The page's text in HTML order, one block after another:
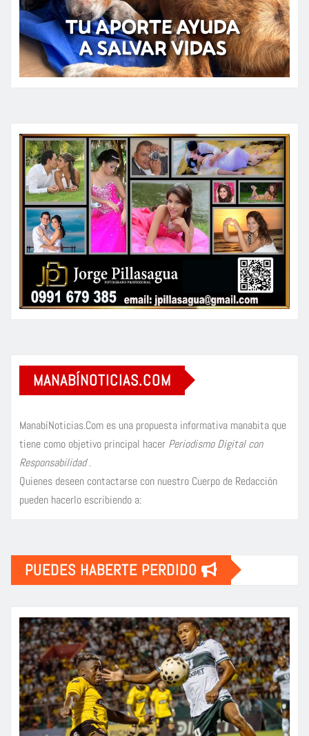
MANABÍNOTICIAS.COM
ManabíNoticias.Com es una propuesta informativa manabita que
tiene como objetivo principal hacer Periodismo Digital con
Responsabilidad.
Quienes deseen contactarse con nuestro Cuerpo de Redacción
pueden hacerlo escribiendo a:
PUEDES HABERTE PERDIDO